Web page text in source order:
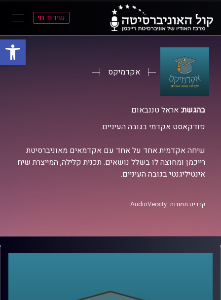
פתח
שידור חי
אקדמיקס
בהגשת:אראל טננבאום
פודקאסט אקדמי בגובה העיניים.
שיחה אקדמית אחד על אחד עם אקדמאים מאוניברסיטת
רייכמן ומחוצה לו בשלל נושאים. תכנית קלילה, המייצרת שיח
אינטיליגנטי בגובה העיניים.
קרדיט תמונות: AudioVersity